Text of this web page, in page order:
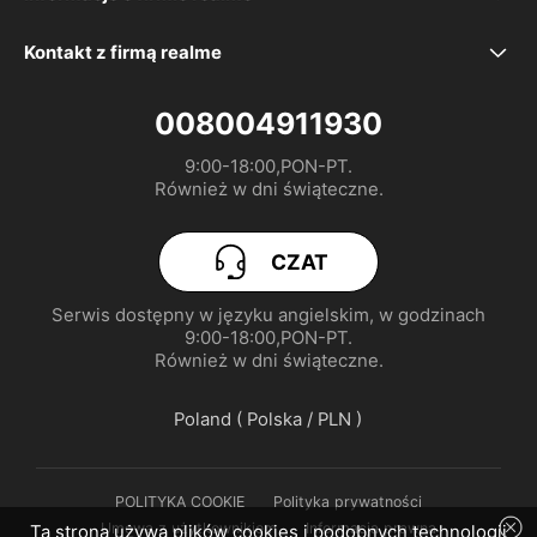
realme 16 Pro 5G
realme GT 8 Pro
Rozwiązywanie problemów
Nasza marka
Polityka gwarancyjna
realme a unijny akt w sprawie danych
Kontakt z firmą realme
008004911930
9:00-18:00,PON-PT.
Również w dni świąteczne.
CZAT
Serwis dostępny w języku angielskim, w godzinach
9:00-18:00,PON-PT.
Również w dni świąteczne.
POLITYKA COOKIE
Polityka prywatności
Umowa z użytkownikiem
Informacja prawna
Poland ( Polska / PLN )
Ta strona używa plików cookies i podobnych technologii